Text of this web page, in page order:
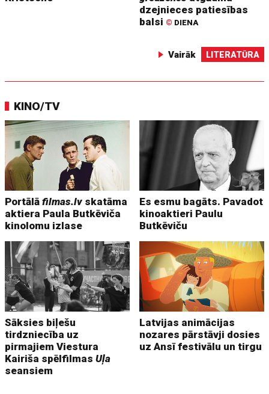
dzejnieces patiesības
balsi © DIENA
Vairāk LITERATŪRA
KINO/TV
Portālāfilmas.lv skatāma
aktiera Paula Butkēviča
kinolomu izlase
Es esmu bagāts. Pavadot
kinoaktieri Paulu
Butkēviču
Sāksies biļešu
tirdzniecība uz
pirmajiem Viestura
Kairiša spēlfilmasUļa
seansiem
Latvijas animācijas
nozares pārstāvji dosies
uz Ansī festivālu un tirgu